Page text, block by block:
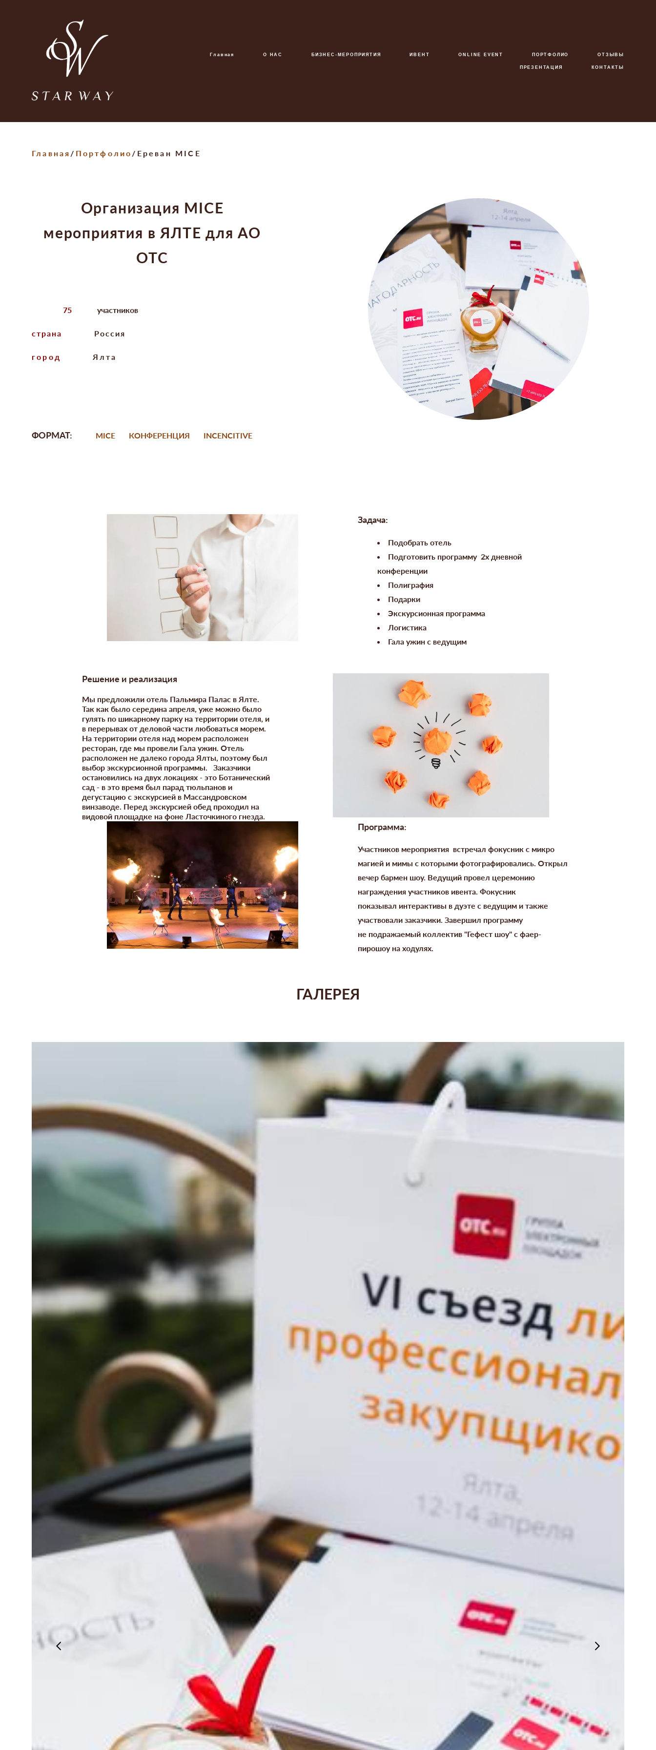
Главная О НАС БИЗНЕС-МЕРОПРИЯТИЯ ИВЕНТ ONLINE EVENT ПОРТФОЛИО ОТЗЫВЫ
ПРЕЗЕНТАЦИЯ КОНТАКТЫ
Главная / Портфолио /Ереван MICE
Организация MICE
мероприятия в ЯЛТЕ для АО
ОТС
75 участников
страна Россия
город Ялта
ФОРМАТ: MICE КОНФЕРЕНЦИЯ INCENCITIVE
Задача:
Подобрать отель
Подготовить программу 2х дневной
конференции
Полиграфия
Подарки
Экскурсионная программа
Логистика
Гала ужин с ведущим
Решение и реализация
Мы предложили отель Пальмира Палас в Ялте.
Так как было середина апреля, уже можно было
гулять по шикарному парку на территории отеля, и
в перерывах от деловой части любоваться морем.
На территории отеля над морем расположен
ресторан, где мы провели Гала ужин. Отель
расположен не далеко города Ялты, поэтому был
выбор экскурсионной программы.
Заказчики
остановились на двух локациях - это Ботанический
сад - в это время был парад тюльпанов и
дегустацию с экскурсией в Массандровском
винзаводе. Перед экскурсией обед проходил на
видовой площадке на фоне Ласточкиного гнезда.
Программа:
Участников мероприятия встречал фокусник с микро
магией и мимы с которыми фотографировались. Открыл
вечер бармен шоу. Ведущий провел церемонию
награждения участников ивента. Фокусник
показывал интерактивы в дуэте с ведущим и также
участвовали заказчики. Завершил программу
не подражаемый коллектив "Гефест шоу" с фаер-
пирошоу на ходулях.
ГАЛЕРЕЯ